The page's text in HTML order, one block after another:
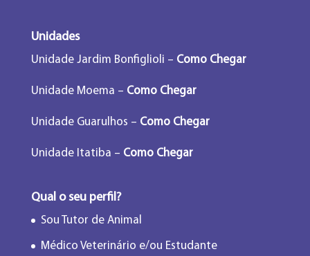
Unidades
Unidade Jardim Bonfiglioli – Como Chegar
Unidade Moema – Como Chegar
Unidade Guarulhos – Como Chegar
Unidade Itatiba – Como Chegar
Qual o seu perfil?
Sou Tutor de Animal
Médico Veterinário e/ou Estudante